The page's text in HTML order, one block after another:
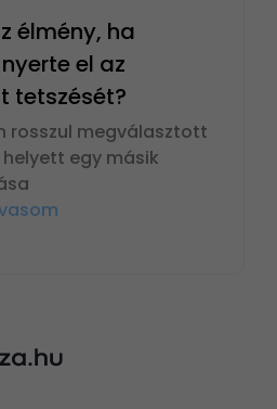
élmény, ha
el az
tetszését?
rosszul megválasztott
egy másik